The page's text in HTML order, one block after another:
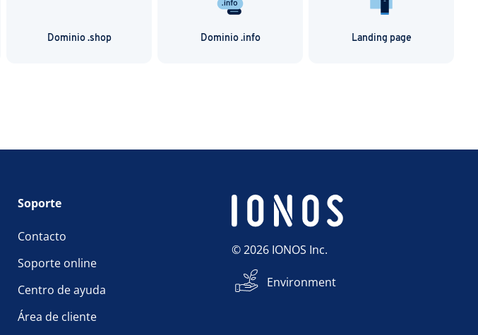
Dominio .shop Dominio .info Landing page
Soporte
Contacto
Soporte online
Centro de ayuda
Área de cliente
© 2026 IONOS Inc.
Environment